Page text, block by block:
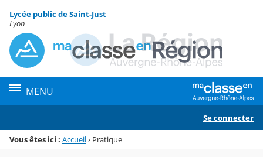
Menu de la rubrique
Contenu
Lycée public de Saint-Just
Lyon
MENU
Se connecter
Vous êtes ici : Accueil› Pratique